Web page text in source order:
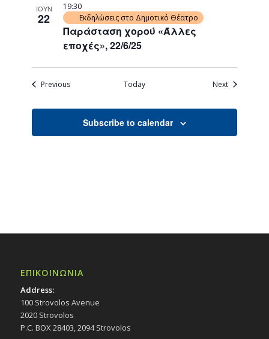
ΙΟΥΝ
22
Παράσταση χορού «Άλλες
εποχές», 22/6/25
19:30
Εκδηλώσεις στο Δημοτικό Θέατρο
PreviousEvents Today NextEvents
Subscribe to calendar
ΕΠΙΚΟΙΝΩΝΙΑ
Address:
100 Strovolos Avenue
2020 Strovolos
P.C. BOX 28403, 2094 Strovolos